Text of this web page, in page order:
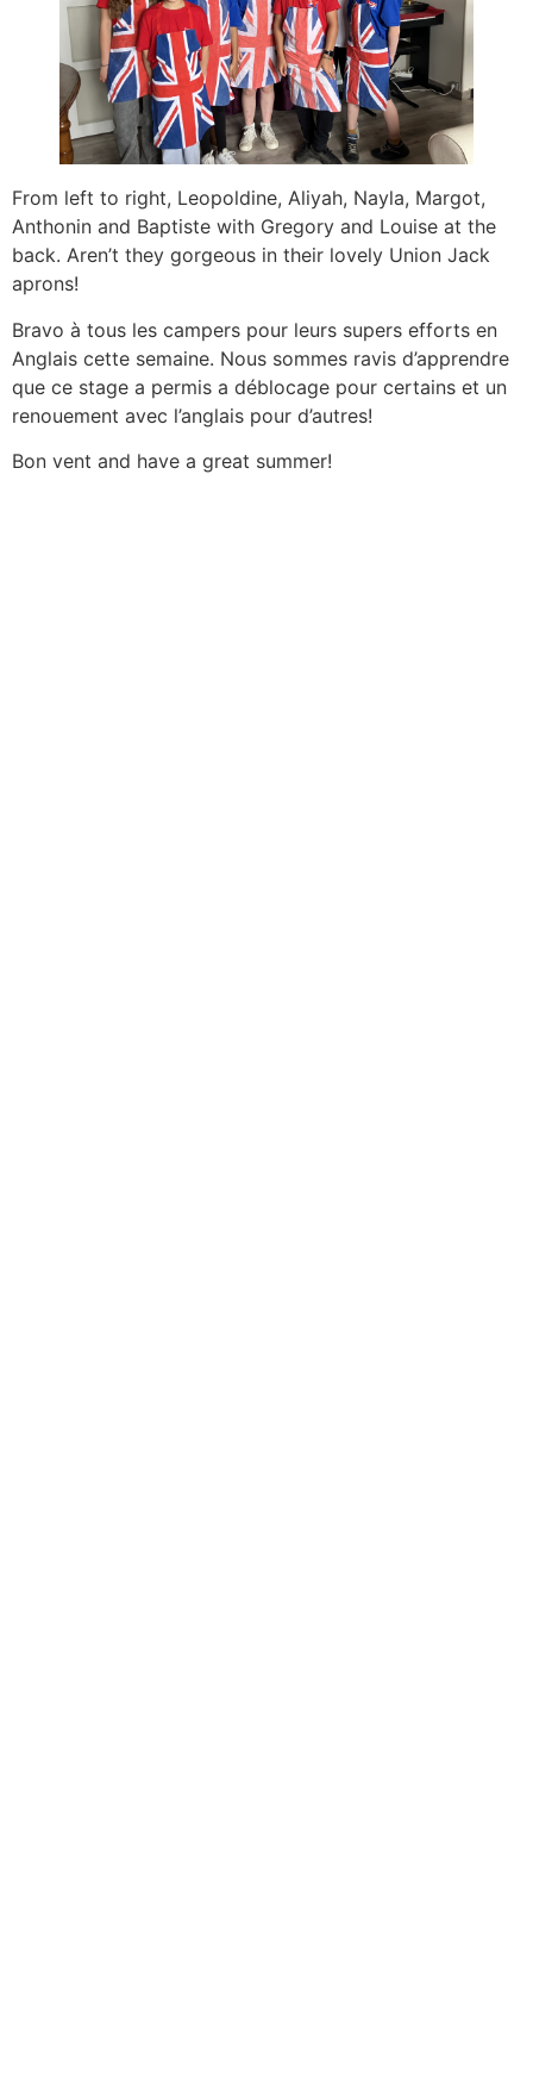
From left to right, Leopoldine, Aliyah, Nayla, Margot,
Anthonin and Baptiste with Gregory and Louise at the
back. Aren’t they gorgeous in their lovely Union Jack
aprons!
Bravo à tous les campers pour leurs supers efforts en
Anglais cette semaine. Nous sommes ravis d’apprendre
que ce stage a permis a déblocage pour certains et un
renouement avec l’anglais pour d’autres!
Bon vent and have a great summer!